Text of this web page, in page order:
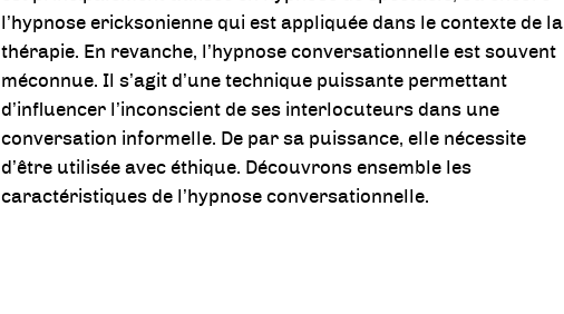
l’hypnose ericksonienne qui est appliquée dans le contexte de la
thérapie. En revanche, l’hypnose conversationnelle est souvent
méconnue. Il s’agit d’une technique puissante permettant
d’influencer l’inconscient de ses interlocuteurs dans une
conversation informelle. De par sa puissance, elle nécessite
d’être utilisée avec éthique. Découvrons ensemble les
caractéristiques de l’hypnose conversationnelle.